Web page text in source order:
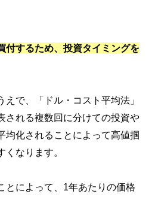
付するため、投資タイミングを
で、「ドル・コスト平均法」
される複数回に分けての投資や
均化されることによって高値掴
なります。
とによって、1年あたりの価格